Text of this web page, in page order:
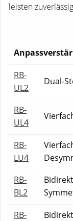
leisten
RB-
UL2
Dual-
RB-
UL4
RB-
LU4
RB-
BL2
RB-